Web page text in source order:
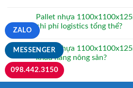
Pallet nhựa
chi phí logistics tổng thể?
Pallet nhựa
khẩu hàng nông sản?
MESSENGER
ZALO
098.442.3150